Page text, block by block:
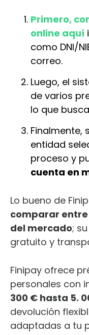
Primero,
online aquí
como DNI/
correo.
Luego, el
de varios
lo que
Finalmente,
entidad
proceso y
cuenta en
Lo bueno de
comparar
del mercado;
gratuito y
Finipay ofrece
personales con
300 € hasta 5.
devolución
adaptadas a tu